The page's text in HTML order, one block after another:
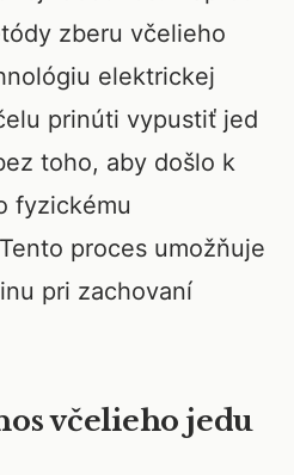
zberu včelieho
elektrickej
prinúti vypustiť jed
toho, aby došlo k
fyzickému
proces umožňuje
pri zachovaní
včelieho jedu